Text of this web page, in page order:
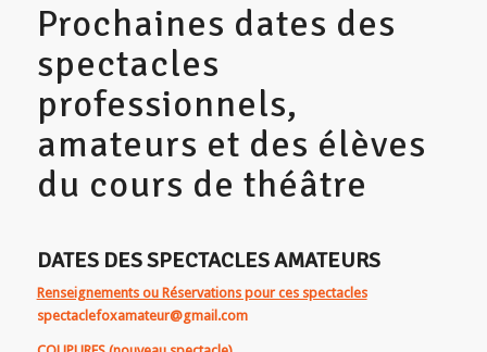
Prochaines dates des
spectacles
professionnels,
amateurs et des élèves
du cours de théâtre
DATES DES SPECTACLESAMATEURS
Renseignements ou Réservations pour ces spectacles
spectaclefoxamateur@gmail.com